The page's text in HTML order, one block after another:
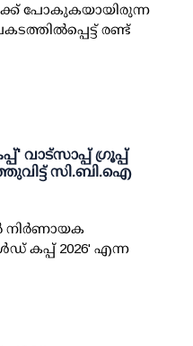
പോകുകയായിരുന്ന
രണ്ട്
വാട്സാപ്പ് ഗ്രൂപ്പ്
സി.ബി.ഐ
നിര്‍ണായക
കപ്പ് 2026' എന്ന